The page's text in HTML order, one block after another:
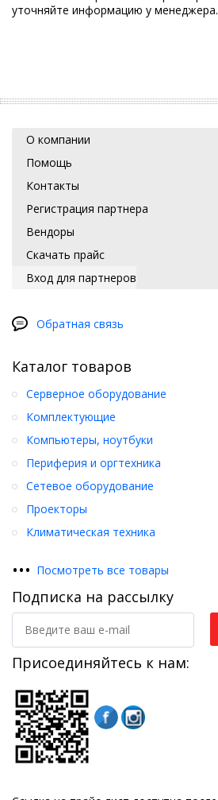
уточняйте информацию у менеджера.
О компании
Помощь
Контакты
Регистрация партнера
Вендоры
Скачать прайс
Вход для партнеров
Обратная связь
Каталог товаров
Серверное оборудование
Комплектующие
Компьютеры, ноутбуки
Периферия и оргтехника
Сетевое оборудование
Проекторы
Климатическая техника
••• Посмотреть все товары
Подписка на рассылку
Присоединяйтесь к нам: